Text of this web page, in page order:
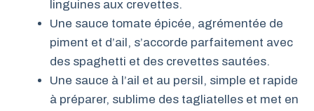
linguines aux crevettes.
Une sauce tomate épicée, agrémentée de
piment et d’ail, s’accorde parfaitement avec
des spaghetti et des crevettes sautées.
Une sauce à l’ail et au persil, simple et rapide
à préparer, sublime des tagliatelles et met en